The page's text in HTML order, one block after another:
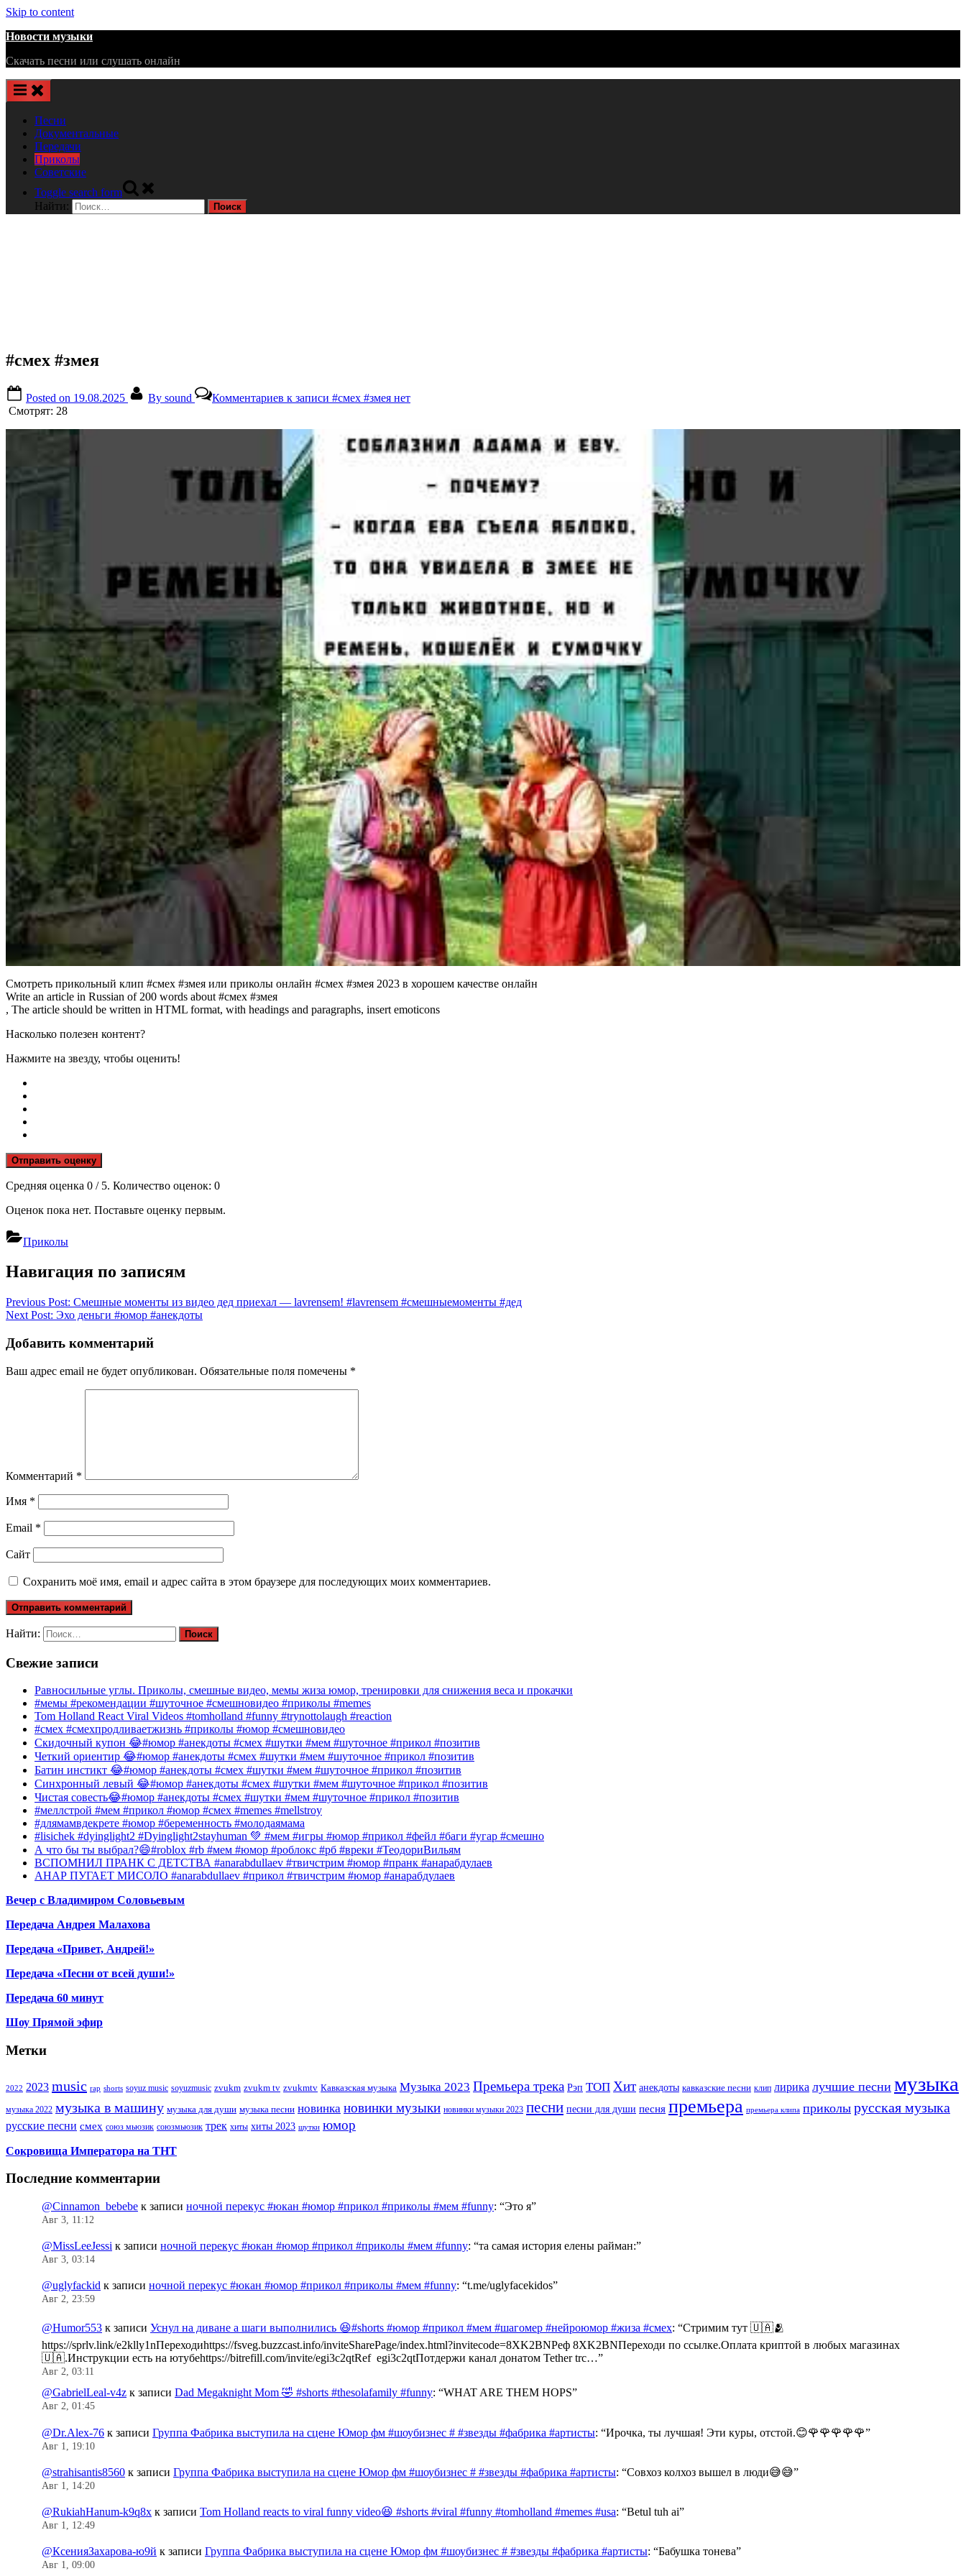
Skip to content
Новости музыки
Скачать песни или слушать онлайн
Песни
Документальные
Передачи
Приколы
Советские
Toggle search form
Найти:
#смех #змея
Posted on 19.08.2025 By sound Комментариев к записи #смех #змея нет
Смотрят: 28
Смотреть прикольный клип #смех #змея или приколы онлайн #смех #змея 2023 в хорошем качестве онлайн
Write an article in Russian of 200 words about #смех #змея
, The article should be written in HTML format, with headings and paragraphs, insert emoticons
Насколько полезен контент?
Нажмите на звезду, чтобы оценить!
Отправить оценку
Средняя оценка 0 / 5. Количество оценок: 0
Оценок пока нет. Поставьте оценку первым.
Приколы
Навигация по записям
Previous Post: Смешные моменты из видео дед приехал — lavrensem! #lavrensem #смешныемоменты #дед
Next Post: Эхо деньги #юмор #анекдоты
Добавить комментарий
Ваш адрес email не будет опубликован. Обязательные поля помечены *
Комментарий *
Имя *
Email *
Сайт
Сохранить моё имя, email и адрес сайта в этом браузере для последующих моих комментариев.
Найти:
Свежие записи
Равносильные углы. Приколы, смешные видео, мемы жиза юмор, тренировки для снижения веса и прокачки
#мемы #рекомендации #шуточное #смешновидео #приколы #memes
Tom Holland React Viral Videos #tomholland #funny #trynottolaugh #reaction
#смех #смехпродливаетжизнь #приколы #юмор #смешновидео
Скидочный купон 😂#юмор #анекдоты #смех #шутки #мем #шуточное #прикол #позитив
Четкий ориентир 😂#юмор #анекдоты #смех #шутки #мем #шуточное #прикол #позитив
Батин инстикт 😂#юмор #анекдоты #смех #шутки #мем #шуточное #прикол #позитив
Синхронный левый 😂#юмор #анекдоты #смех #шутки #мем #шуточное #прикол #позитив
Чистая совесть😂#юмор #анекдоты #смех #шутки #мем #шуточное #прикол #позитив
#меллстрой #мем #прикол #юмор #смех #memes #mellstroy
#длямамвдекрете #юмор #беременность #молодаямама
#lisichek #dyinglight2 #Dyinglight2stayhuman 💚 #мем #игры #юмор #прикол #фейл #баги #угар #смешно
А что бы ты выбрал?😄#roblox #rb #мем #юмор #роблокс #рб #вреки #ТеодориВильям
ВСПОМНИЛ ПРАНК С ДЕТСТВА #anarabdullaev #твичстрим #юмор #пранк #анарабдулаев
АНАР ПУГАЕТ МИСОЛО #anarabdullaev #прикол #твичстрим #юмор #анарабдулаев
Вечер с Владимиром Соловьевым
Передача Андрея Малахова
Передача «Привет, Андрей!»
Передача «Песни от всей души!»
Передача 60 минут
Шоу Прямой эфир
Метки
2022 2023 music rap shorts soyuz music soyuzmusic zvukm zvukm tv zvukmtv Кавказская музыка Музыка 2023 Премьера трека Рэп ТОП Хит анекдоты кавказские песни клип лирика лучшие песни музыка
музыка 2022 музыка в машину музыка для души музыка песни новинка новинки музыки новинки музыки 2023 песни песни для души песня премьера премьера клипа приколы русская музыка
русские песни смех союз мьюзик союзмьюзик трек хиты хиты 2023 шутки юмор
Сокровища Императора на ТНТ
Последние комментарии
@Cinnamon_bebebe к записи ночной перекус #юкан #юмор #прикол #приколы #мем #funny: “Это я”
Авг 3, 11:12
@MissLeeJessi к записи ночной перекус #юкан #юмор #прикол #приколы #мем #funny: “та самая история елены райман:”
Авг 3, 03:14
@uglyfackid к записи ночной перекус #юкан #юмор #прикол #приколы #мем #funny: “t.me/uglyfacekidos”
Авг 2, 23:59
@Humor553 к записи Уснул на диване а шаги выполнились 😆#shorts #юмор #прикол #мем #шагомер #нейроюмор #жиза #смех: “Стримим тут 🇺🇦🫂
https://sprlv.link/e2klly1nПереходиhttps://fsveg.buzzcast.info/inviteSharePage/index.html?invitecode=8XK2BNРеф 8XK2BNПереходи по ссылке.Оплата криптой в любых магазинах
🇺🇦.Инструкции есть на ютубеhttps://bitrefill.com/invite/egi3c2qtRef egi3c2qtПотдержи канал донатом Tether trc…”
Авг 2, 03:11
@GabrielLeal-v4z к записи Dad Megaknight Mom 🤣 #shorts #thesolafamily #funny: “WHAT ARE THEM HOPS”
Авг 2, 01:45
@Dr.Alex-76 к записи Группа Фабрика выступила на сцене Юмор фм #шоубизнес # #звезды #фабрика #артисты: “Ирочка, ты лучшая! Эти куры, отстой.😊🌹🌹🌹🌹🌹”
Авг 1, 19:10
@strahisantis8560 к записи Группа Фабрика выступила на сцене Юмор фм #шоубизнес # #звезды #фабрика #артисты: “Совхоз колхоз вышел в люди😅😅”
Авг 1, 14:20
@RukiahHanum-k9q8x к записи Tom Holland reacts to viral funny video😆 #shorts #viral #funny #tomholland #memes #usa: “Betul tuh ai”
Авг 1, 12:49
@КсенияЗахарова-ю9й к записи Группа Фабрика выступила на сцене Юмор фм #шоубизнес # #звезды #фабрика #артисты: “Бабушка тонева”
Авг 1, 09:00